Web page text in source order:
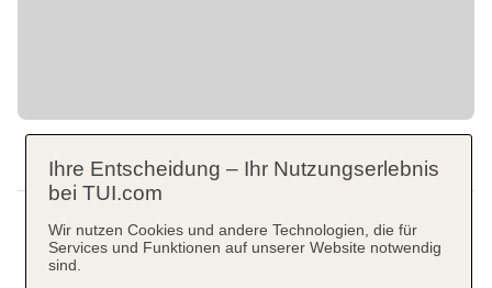
Ihre Entscheidung – Ihr Nutzungserlebnis
bei TUI.com
Wir nutzen Cookies und andere Technologien, die für
Services und Funktionen auf unserer Website notwendig
sind.